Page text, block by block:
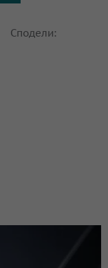
Сподели: